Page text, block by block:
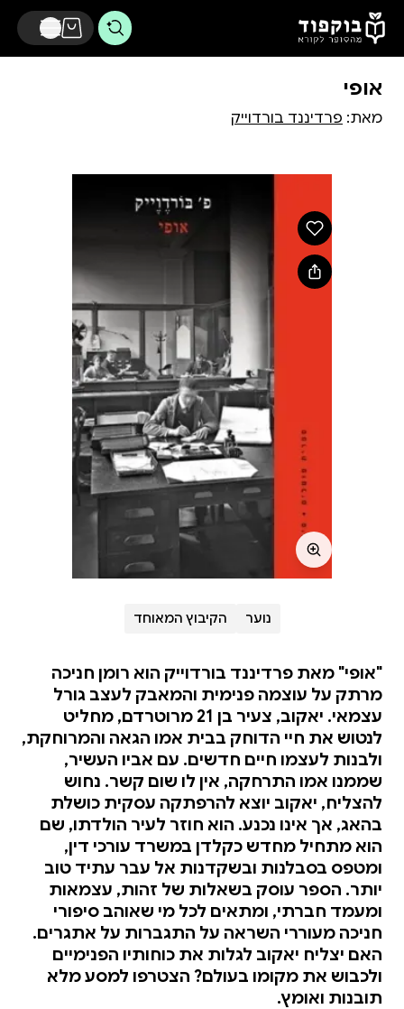
דלג לתוכן הראשי
אופי
מאת: פרדיננד בורדוייק
נוער הקיבוץ המאוחד
"אופי" מאת פרדיננד בורדוייק הוא רומן חניכה
מרתק על עוצמה פנימית והמאבק לעצב גורל
עצמאי. יאקוב, צעיר בן 21 מרוטרדם, מחליט
לנטוש את חיי הדוחק בבית אמו הגאה והמרוחקת,
ולבנות לעצמו חיים חדשים. עם אביו העשיר,
שממנו אמו התרחקה, אין לו שום קשר. נחוש
להצליח, יאקוב יוצא להרפתקה עסקית כושלת
בהאג, אך אינו נכנע. הוא חוזר לעיר הולדתו, שם
הוא מתחיל מחדש כקלדן במשרד עורכי דין,
ומטפס בסבלנות ובשקדנות אל עבר עתיד טוב
יותר. הספר עוסק בשאלות של זהות, עצמאות
ומעמד חברתי, ומתאים לכל מי שאוהב סיפורי
חניכה מעוררי השראה על התגברות על אתגרים.
האם יצליח יאקוב לגלות את כוחותיו הפנימיים
ולכבוש את מקומו בעולם? הצטרפו למסע מלא
תובנות ואומץ.